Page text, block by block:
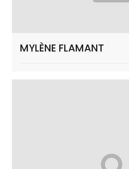
MYLÈNE FLAMANT